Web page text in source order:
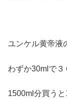
ユンケル黄帝液
わずか30mlで３
1500ml分買うと